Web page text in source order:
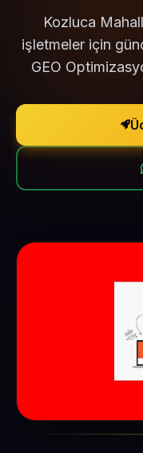
Kozluca
işletmeler için
GEO